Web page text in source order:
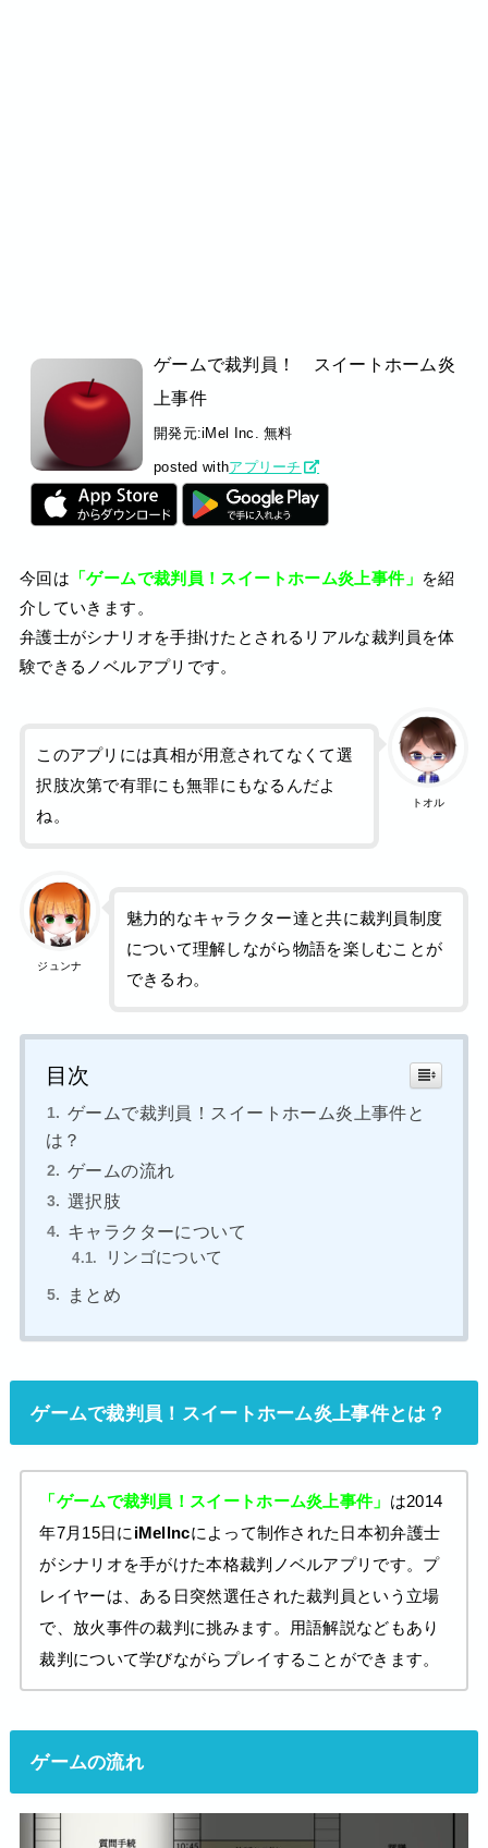
ゲームで裁判員！ スイートホーム炎
上事件
開発元:iMel Inc. 無料
posted withアプリーチ
今回は 「ゲームで裁判員！スイートホーム炎上事件」 を紹
介していきます。
弁護士がシナリオを手掛けたとされるリアルな裁判員を体
験できるノベルアプリです。
トオル
このアプリには真相が用意されてなくて選
択肢次第で有罪にも無罪にもなるんだよ
ね。
ジュンナ
魅力的なキャラクター達と共に裁判員制度
について理解しながら物語を楽しむことが
できるわ。
目次
ゲームで裁判員！スイートホーム炎上事件と
は？
ゲームの流れ
選択肢
キャラクターについて
リンゴについて
まとめ
ゲームで裁判員！スイートホーム炎上事件とは？
「ゲームで裁判員！スイートホーム炎上事件」 は2014
年7月15日に iMellncによって制作された日本初弁護士
がシナリオを手がけた本格裁判ノベルアプリです。プ
レイヤーは、ある日突然選任された裁判員という立場
で、放火事件の裁判に挑みます。用語解説などもあり
裁判について学びながらプレイすることができます。
ゲームの流れ